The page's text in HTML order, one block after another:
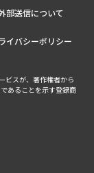
部送信について
イバシーポリシー
ビスが、著作権者から
あることを示す登録商